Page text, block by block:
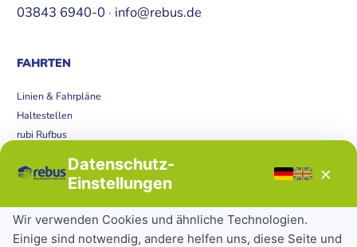
03843 6940-0 · info@rebus.de
FAHRTEN
Linien & Fahrpläne
Haltestellen
rubi Rufbus
Störungen
Tickets & Tarife
Deutschlandticket
Datenschutz-
Einstellungen
×
Wir verwenden Cookies und ähnliche Technologien.
Einige sind notwendig, andere helfen uns, diese Seite und